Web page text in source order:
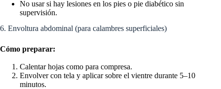
No usar si hay lesiones en los pies o pie diabético sin
supervisión.
6. Envoltura abdominal (para calambres superficiales)
Cómo preparar:
Calentar hojas como para compresa.
Envolver con tela y aplicar sobre el vientre durante 5–10
minutos.